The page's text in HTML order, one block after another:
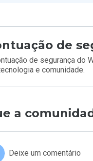
de
de segurança do
e comunidade.
a
Deixe um comentário